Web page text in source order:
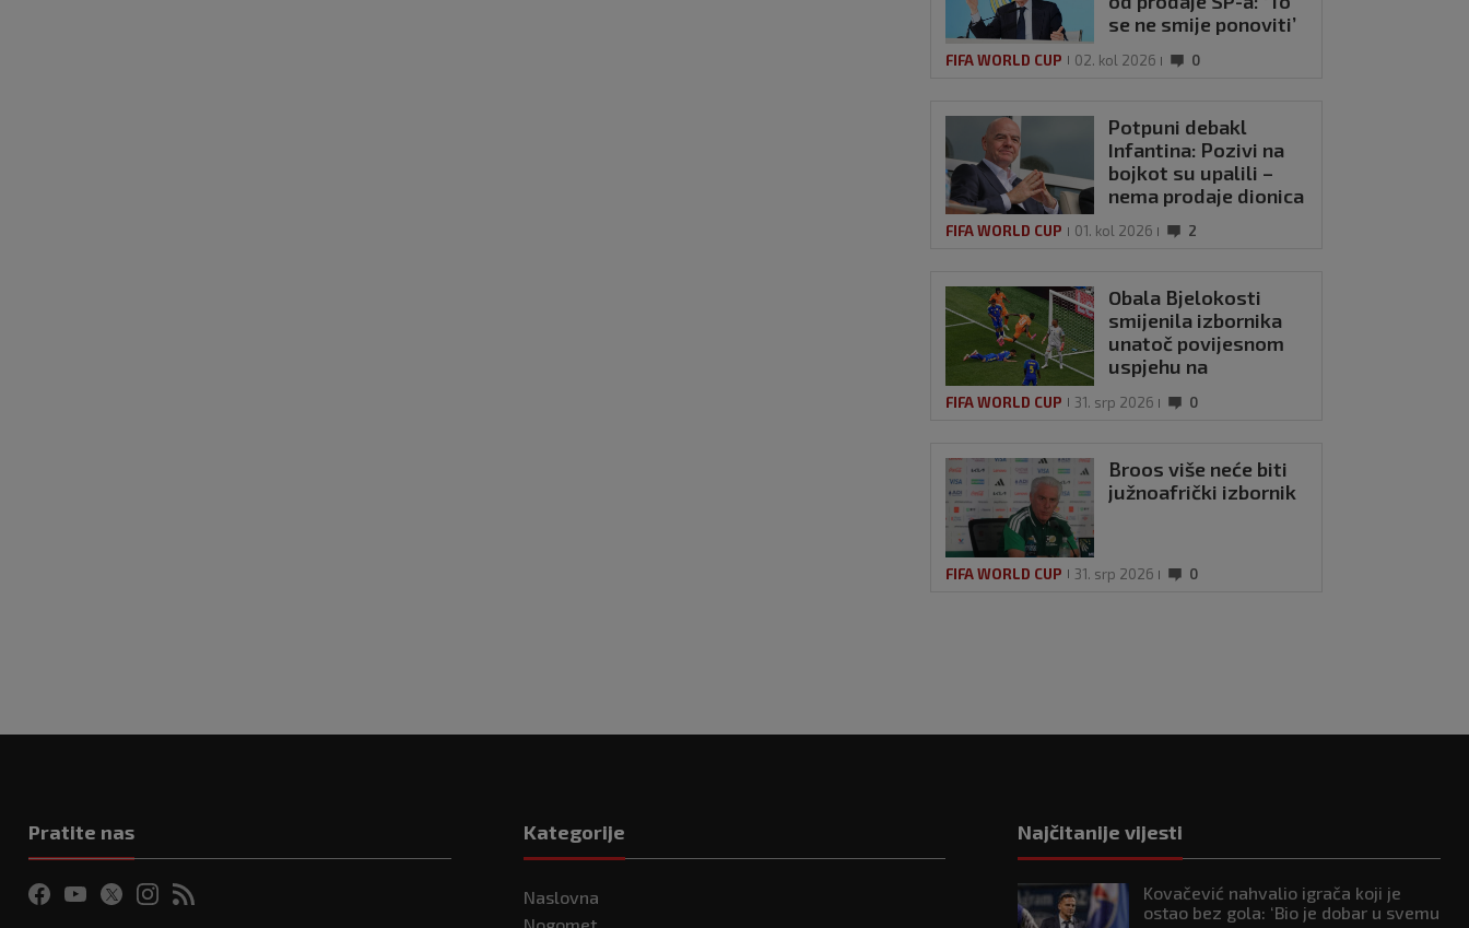
se ne smije ponoviti’
FIFA WORLD CUP 02. kol 2026 0
Potpuni debakl
Infantina: Pozivi na
bojkot su upalili –
nema prodaje dionica
FIFA WORLD CUP 01. kol 2026 2
Obala Bjelokosti
smijenila izbornika
unatoč povijesnom
uspjehu na
FIFA WORLD CUP 31. srp 2026 0
Broos više neće biti
južnoafrički izbornik
FIFA WORLD CUP 31. srp 2026 0
Pratite nas Kategorije
Naslovna
Nogomet
Najčitanije vijesti
Kovačević nahvalio igrača koji je
ostao bez gola: ‘Bio je dobar u svemu